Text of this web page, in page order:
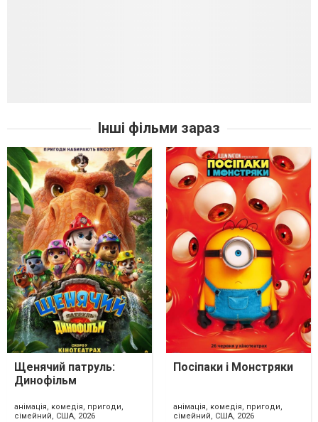
Інші фільми зараз
Щенячий патруль:
Динофільм
анімація, комедія, пригоди,
сімейний, США, 2026
Посіпаки і Монстряки
анімація, комедія, пригоди,
сімейний, США, 2026